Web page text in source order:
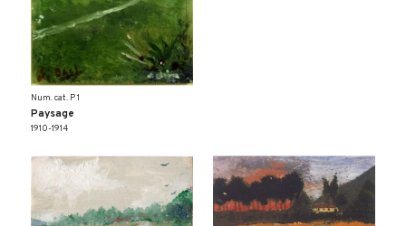
Num. cat. P 1
Paysage
1910-1914